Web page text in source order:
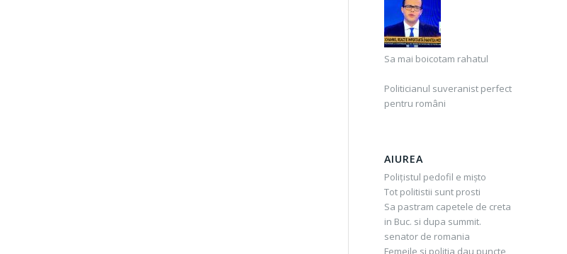
Sa mai boicotam rahatul
Politicianul suveranist perfect
pentru români
AIUREA
Polițistul pedofil e mișto
Tot politistii sunt prosti
Sa pastram capetele de creta
in Buc. si dupa summit.
senator de romania
Femeile si politia dau puncte